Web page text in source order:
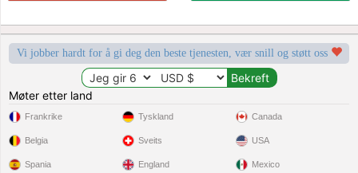
Vi jobber hardt for å gi deg den beste tjenesten, vær snill og støtt oss
Møter etter land
Frankrike
Belgia
Spania
Tyskland
Sveits
England
Canada
USA
Mexico